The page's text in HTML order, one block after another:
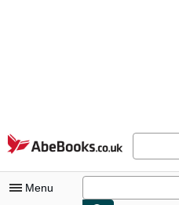
Skip to main content
AbeBooks.co.uk
Menu